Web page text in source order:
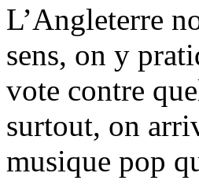
L’Angleterre
sens, on y
vote contre
surtout, on
musique pop